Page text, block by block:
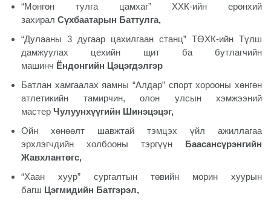
“Мөнгөн тулга цамхаг” ХХК-ийн ерөнхий
захирал Сүхбаатарын Баттулга,
“Дулааны 3 дугаар цахилгаан станц” ТӨХК-ийн Түлш
дамжуулах цехийн щит ба бутлагчийн
машинч Ёндонгийн Цэцэгдэлгэр
Батлан хамгаалах яамны “Алдар” спорт хорооны хөнгөн
атлетикийн тамирчин, олон улсын хэмжээний
мастер Чулуунхүүгийн Шинэцэцэг,
Ойн хөнөөлт шавжтай тэмцэх үйл ажиллагаа
эрхлэгчдийн холбооны тэргүүн
Баасансүрэнгийн
Жавхлантөгс,
“Хаан хуур” сургалтын төвийн морин хуурын
багш Цэгмидийн Батгэрэл,